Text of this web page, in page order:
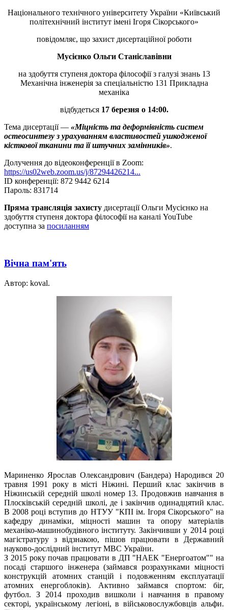
Національного технічного університету України «Київський
політехнічний інститут імені Ігоря Сікорського»
повідомляє, що захист дисертаційної роботи
Мусієнко Ольги Станіславівни
на здобуття ступеня доктора філософії з галузі знань 13
Механічна інженерія за спеціальністю 131 Прикладна
механіка
відбудеться 17 березня о 14:00.
Тема дисертації — «Міцність та деформівність систем
остеосинтезу з урахуванням властивостей ушкодженої
кісткової тканини та її штучних замінників».
Долучення до відеоконференції в Zoom:
https://us02web.zoom.us/j/87294426214...
ID конференції: 872 9442 6214
Пароль: 831714
Пряма трансляція захисту дисертації Ольги Мусієнко на
здобуття ступеня доктора філософії на каналі YouTube
доступна за посиланням
Вічна пам'ять
Автор: koval.
Мариненко Ярослав Олександрович (Бандера) Народився 20
травня 1991 року в місті Ніжині. Перший клас закінчив в
Ніжинській середній школі номер 13. Продовжив навчання в
Плосківській середній школі, де і закінчив одинадцятий клас.
В 2008 році вступив до НТУУ "КПІ ім. Ігоря Сікорського" на
кафедру динаміки, міцності машин та опору матеріалів
механіко-машинобудівного інституту. Закінчивши у 2014 році
магістратуру з відзнакою, пішов працювати в Державний
науково-дослідний інститут МВС України.
З 2015 року почав працювати в ДП "НАЕК "Енергоатом"" на
посаді старшого інженера (займався розрахунками міцності
конструкцій атомних станцій і подовженням експлуатації
атомних енергоблоків). Активно займався спортом: біг,
футбол. З 2014 проходив вишколи і навчання в правому
секторі, українському легіоні, в військовослужбовців альфи.